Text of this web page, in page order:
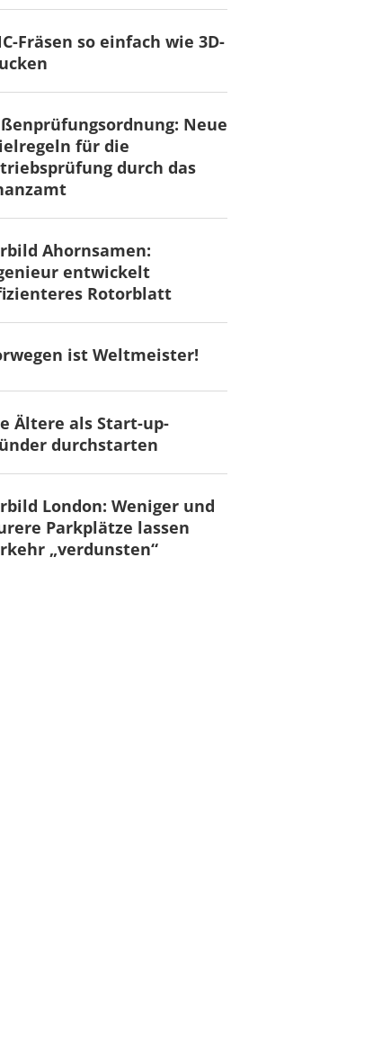
Fräsen so einfach wie 3D-
Neue
für die
durch das
Ahornsamen:
entwickelt
Rotorblatt
ist Weltmeister!
Ältere als Start-up-
durchstarten
London: Weniger und
Parkplätze lassen
„verdunsten“